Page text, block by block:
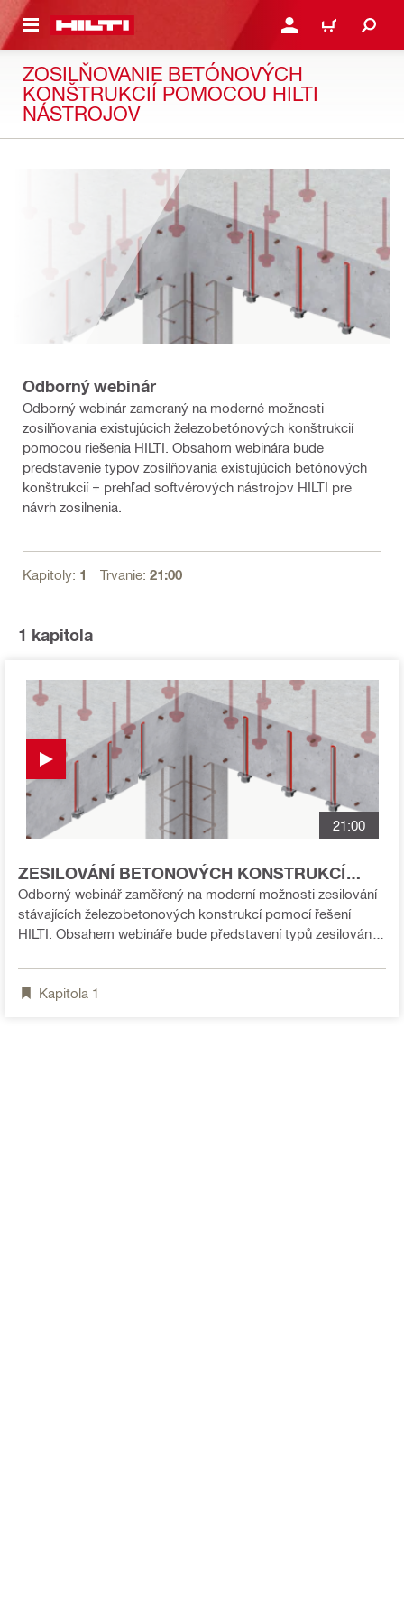
HLAVNÝ OBSAH PRIHLÁSIŤ ALEBO
KOŠÍK
ZOSILŇOVANIE BETÓNOVÝCH
KONŠTRUKCIÍ POMOCOU HILTI
NÁSTROJOV
Odborný webinár
Odborný webinár zameraný na moderné možnosti
zosilňovania existujúcich železobetónových konštrukcií
pomocou riešenia HILTI. Obsahom webinára bude
predstavenie typov zosilňovania existujúcich betónových
konštrukcií + prehľad softvérových nástrojov HILTI pre
návrh zosilnenia.
Kapitoly: 1 Trvanie: 21:00
1 kapitola
21:00
ZESILOVÁNÍ BETONOVÝCH KONSTRUKCÍ
POMOCÍ HILTI NÁSTROJŮ
Odborný webinář zaměřený na moderní možnosti zesilování
stávajících železobetonových konstrukcí pomocí řešení
HILTI. Obsahem webináře bude představení typů zesilování
nástrojů HILTI pro návrh zesílení betonových kontrukcí.
Kapitola 1